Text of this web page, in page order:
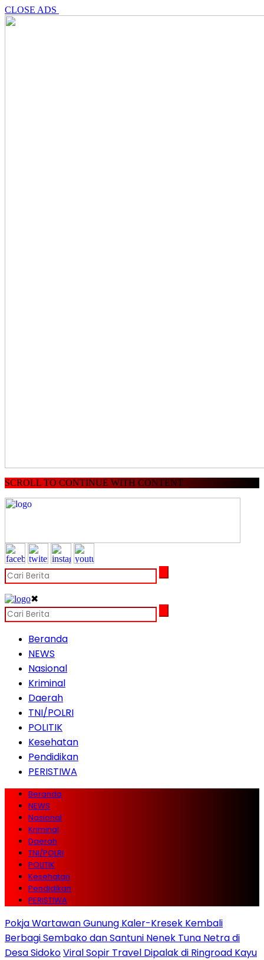
CLOSE ADS
SCROLL TO CONTINUE WITH CONTENT
✖
Beranda
NEWS
Nasional
Kriminal
Daerah
TNI/POLRI
POLITIK
Kesehatan
Pendidikan
PERISTIWA
Beranda
NEWS
Nasional
Kriminal
Daerah
TNI/POLRI
POLITIK
Kesehatan
Pendidikan
PERISTIWA
Pokja Wartawan Gunung Kaler-Kresek Kembali
Berbagi Sembako dan Santuni Nenek Tuna Netra di
Desa SidokoViral Sopir Travel Dipalak di Ringroad Kayu